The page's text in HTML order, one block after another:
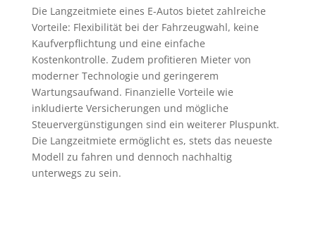
Die Langzeitmiete eines E-Autos bietet zahlreiche
Vorteile: Flexibilität bei der Fahrzeugwahl, keine
Kaufverpflichtung und eine einfache
Kostenkontrolle. Zudem profitieren Mieter von
moderner Technologie und geringerem
Wartungsaufwand. Finanzielle Vorteile wie
inkludierte Versicherungen und mögliche
Steuervergünstigungen sind ein weiterer Pluspunkt.
Die Langzeitmiete ermöglicht es, stets das neueste
Modell zu fahren und dennoch nachhaltig
unterwegs zu sein.